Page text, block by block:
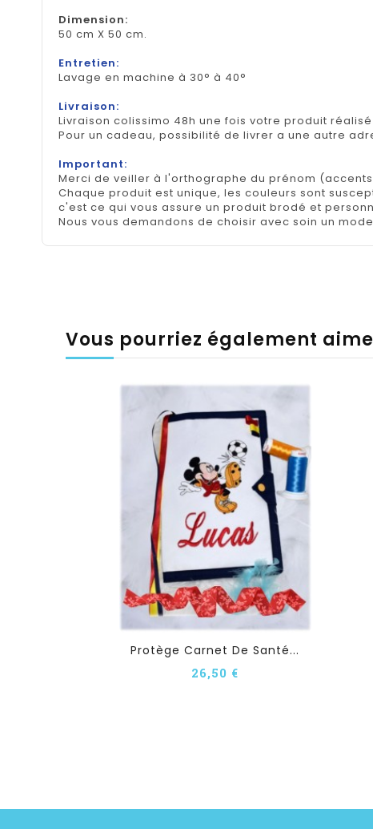
Dimension:
50 cm X 50 cm.
Entretien:
Lavage en machine à 30° à 40°
Livraison:
Livraison colissimo 48h une fois votre produit
Pour un cadeau, possibilité de livrer a une autre
Important:
Merci de veiller à l'orthographe du prénom
Chaque produit est unique, les couleurs sont
c'est ce qui vous assure un produit brodé et
Nous vous demandons de choisir avec soin un
Vous pourriez également
Protège Carnet De Santé...
26,50 €